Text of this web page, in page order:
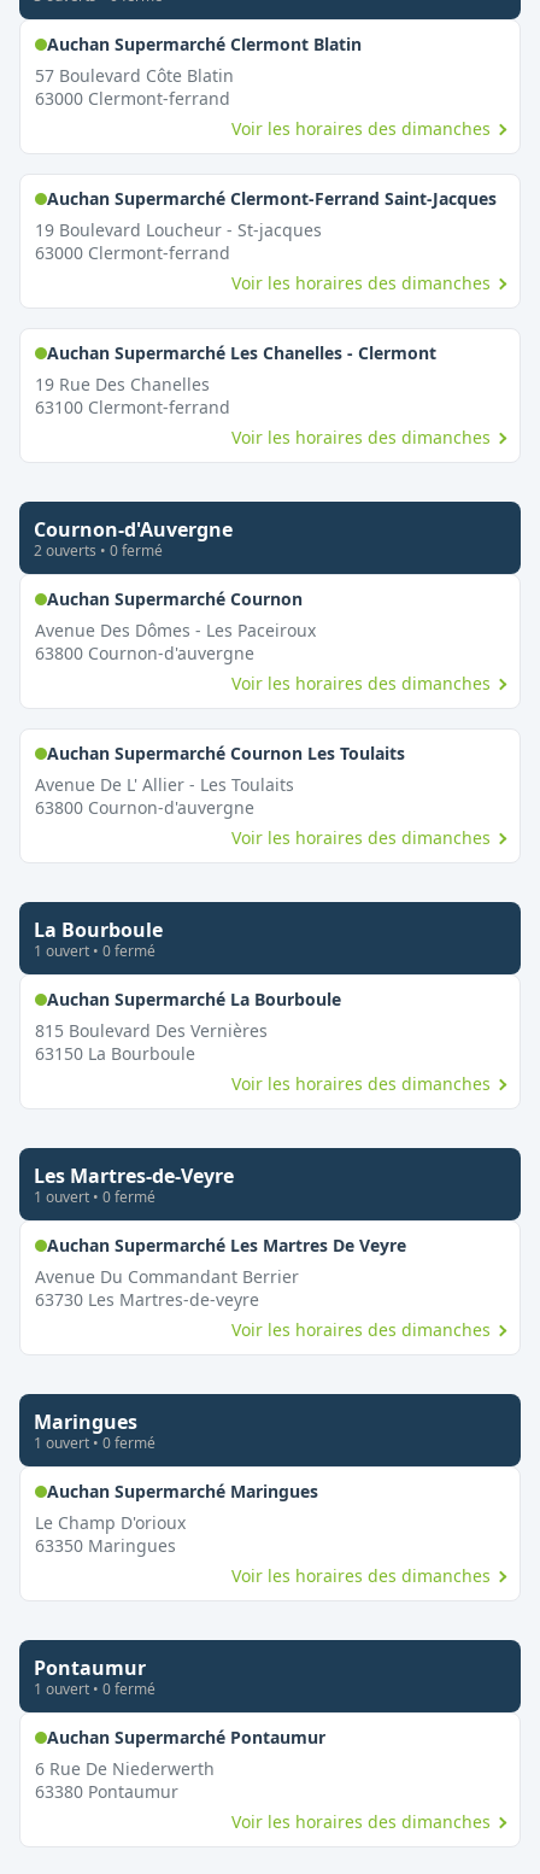
Auchan Supermarché Clermont Blatin,
57 Boulevard Côte Blatin
63000 Clermont-ferrand
Voir les horaires des dimanches
Auchan Supermarché Clermont-Ferrand Saint-Jacques,
19 Boulevard Loucheur - St-jacques
63000 Clermont-ferrand
Voir les horaires des dimanches
Auchan Supermarché Les Chanelles - Clermont,
19 Rue Des Chanelles
63100 Clermont-ferrand
Voir les horaires des dimanches
Cournon-d'Auvergne
2ouverts • 0fermé
Auchan Supermarché Cournon,
Avenue Des Dômes - Les Paceiroux
63800 Cournon-d'auvergne
Voir les horaires des dimanches
Auchan Supermarché Cournon Les Toulaits,
Avenue De L' Allier - Les Toulaits
63800 Cournon-d'auvergne
Voir les horaires des dimanches
La Bourboule
1 ouvert • 0fermé
Auchan Supermarché La Bourboule,
815 Boulevard Des Vernières
63150 La Bourboule
Voir les horaires des dimanches
Les Martres-de-Veyre
1 ouvert • 0fermé
Auchan Supermarché Les Martres De Veyre,
Avenue Du Commandant Berrier
63730 Les Martres-de-veyre
Voir les horaires des dimanches
Maringues
1 ouvert • 0fermé
Auchan Supermarché Maringues,
Le Champ D'orioux
63350 Maringues
Voir les horaires des dimanches
Pontaumur
1 ouvert • 0fermé
Auchan Supermarché Pontaumur,
6 Rue De Niederwerth
63380 Pontaumur
Voir les horaires des dimanches